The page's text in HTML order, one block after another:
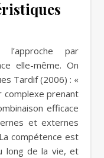
par
elle-même. On
Tardif (2006) : «
complexe prenant
efficace
et externes
compétence est
long de la vie, et